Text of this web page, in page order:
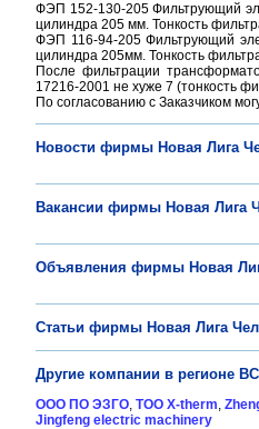
ФЭП 152-130-205 Фильтрующий
цилиндра 205 мм. Тонкость
ФЭП 116-94-205 Фильтрующий
цилиндра 205мм. Тонкость
После фильтрации
17216-2001 не хуже 7 (тонкость
По согласованию с Заказчиком
Новости фирмы Новая Лига
Вакансии фирмы Новая Лига
Объявления фирмы Новая
Статьи фирмы Новая Лига
Другие компании в регионе
ООО ПО ЭЗГО, ТОО X-therm,
Jingfeng electric machinery